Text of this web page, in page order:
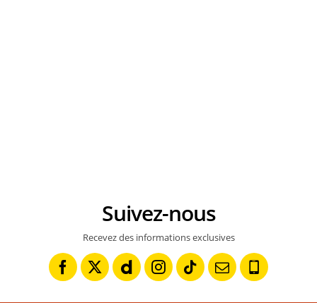
Suivez-nous
Recevez des informations exclusives